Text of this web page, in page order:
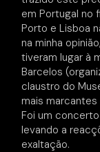
em Portugal no
Porto e Lisboa
na minha
tiveram lugar à
Barcelos
claustro do
mais
Foi um
levando a
exaltação.